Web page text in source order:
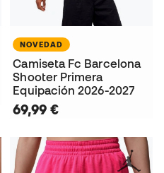
NOVEDAD
Camiseta Fc Barcelona
Shooter Primera
Equipación 2026-2027
69,99 €